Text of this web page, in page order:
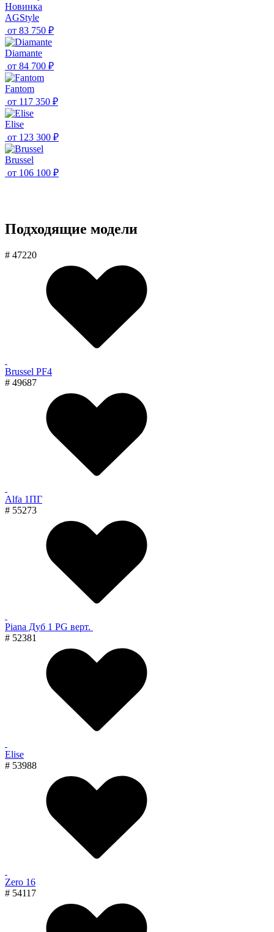
Новинка
AGStyle
от 83 750 ₽
Diamante
от 84 700 ₽
Fantom
от 117 350 ₽
Elise
от 123 300 ₽
Brussel
от 106 100 ₽
Подходящие модели
# 47220
Brussel PF4
# 49687
Alfa 1ПГ
# 55273
Piana Дуб 1 PG верт.
# 52381
Elise
# 53988
Zero 16
# 54117